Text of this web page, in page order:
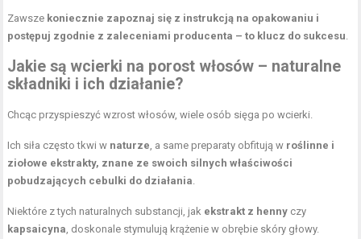
Zawsze koniecznie zapoznaj się z instrukcją na opakowaniu i
postępuj zgodnie z zaleceniami producenta – to klucz do sukcesu
Jakie są wcierki na porost włosów – naturalne
składniki i ich działanie?
Chcąc przyspieszyć wzrost włosów, wiele osób sięga po wcierki.
Ich siła często tkwi w naturze , a same preparaty obfitują w roślinne i
ziołowe ekstrakty, znane ze swoich silnych właściwości
pobudzających cebulki do działania
Niektóre z tych naturalnych substancji, jak ekstrakt z henny czy
kapsaicyna , doskonale stymulują krążenie w obrębie skóry głowy.